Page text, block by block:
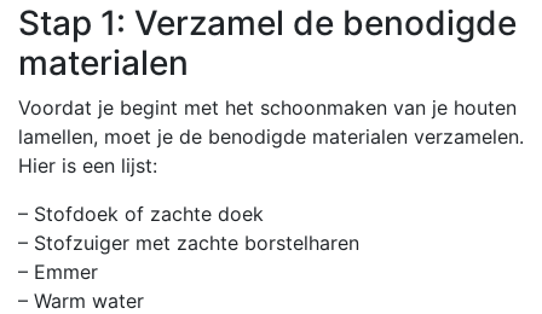
Stap 1: Verzamel de benodigde
materialen
Voordat je begint met het schoonmaken van je houten
lamellen, moet je de benodigde materialen verzamelen.
Hier is een lijst:
– Stofdoek of zachte doek
– Stofzuiger met zachte borstelharen
– Emmer
– Warm water